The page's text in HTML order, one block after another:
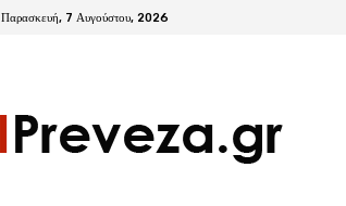
Παρασκευή, 7 Αυγούστου, 2026